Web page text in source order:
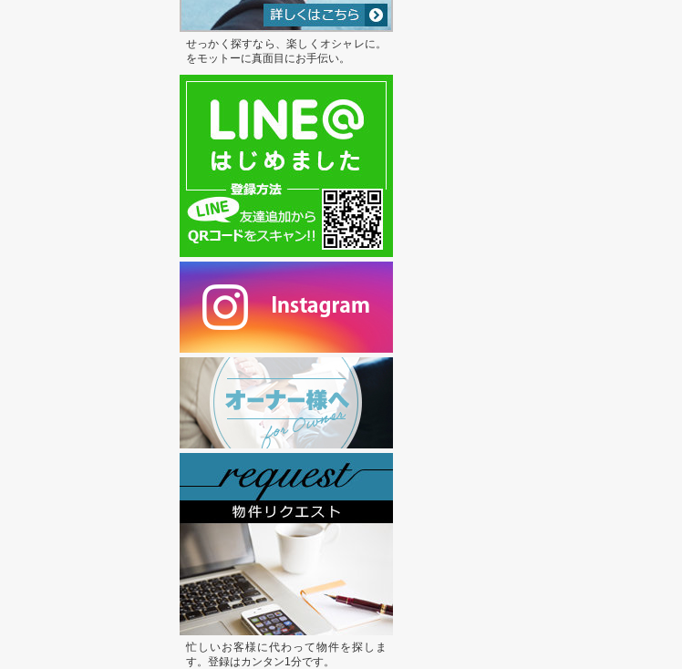
せっかく探すなら、楽しくオシャレに。
をモットーに真面目にお手伝い。
忙しいお客様に代わって物件を探しま
す。登録はカンタン1分です。